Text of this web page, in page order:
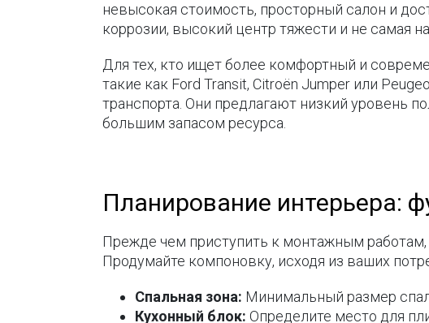
невысокая стоимость, просторный салон и
коррозии, высокий центр тяжести и не самая
Для тех, кто ищет более комфортный и
такие как Ford Transit, Citroën Jumper или
транспорта. Они предлагают низкий уровень
большим запасом ресурса.
Планирование интерьера:
Прежде чем приступить к монтажным работам,
Продумайте компоновку, исходя из ваших
Спальная зона: Минимальный размер
Кухонный блок: Определите место для